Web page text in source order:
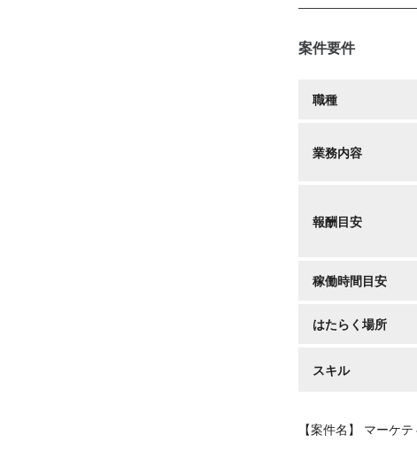
案件要件
職種
業務内容
報酬目安
稼働時間目安
はたらく場所
スキル
【案件名】 マーケ